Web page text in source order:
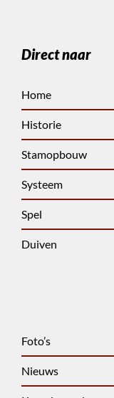
Direct naar
Home
Historie
Stamopbouw
Systeem
Spel
Duiven
Foto’s
Nieuws